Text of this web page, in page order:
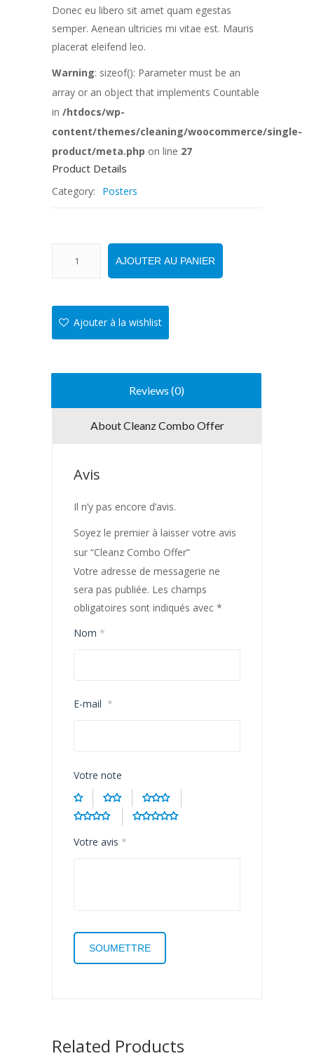
Donec eu libero sit amet quam egestas
semper. Aenean ultricies mi vitae est. Mauris
placerat eleifend leo.
Warning: sizeof(): Parameter must be an
array or an object that implements Countable
in /htdocs/wp-
content/themes/cleaning/woocommerce/single-
product/meta.php on line 27
Product Details
Category: Posters
AJOUTER AU PANIER
Ajouter à la wishlist
Reviews (0)
About Cleanz Combo Offer
Avis
Il n’y pas encore d’avis.
Soyez le premier à laisser votre avis
sur “Cleanz Combo Offer”
Votre adresse de messagerie ne
sera pas publiée. Les champs
obligatoires sont indiqués avec *
Nom *
E-mail *
Votre note
Votre avis *
Related Products